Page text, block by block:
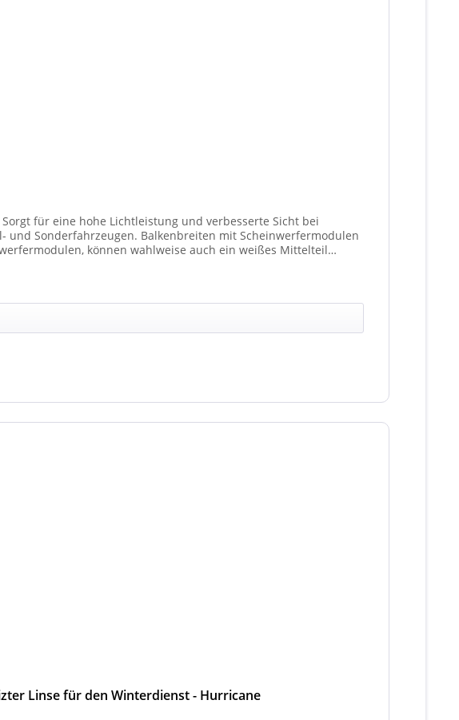
für eine hohe Lichtleistung und verbesserte Sicht bei
mit Scheinwerfermodulen
können wahlweise auch ein weißes Mittelteil
Linse für den Winterdienst - Hurricane